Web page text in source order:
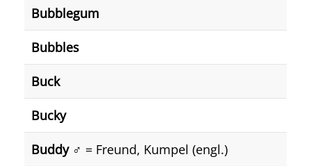
Bubblegum
Bubbles
Buck
Bucky
Buddy♂️ = Freund, Kumpel (engl.)